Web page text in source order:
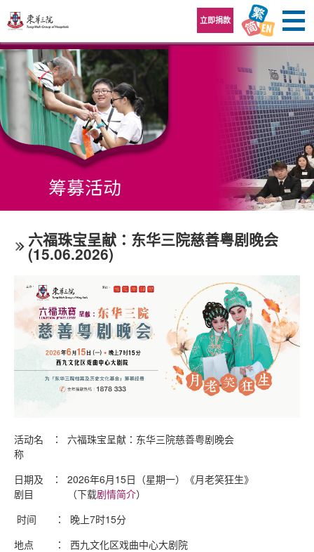
立即捐款
六福珠宝呈献：东华三院慈善粤剧晚会
(15.06.2026)
活动名
称
： 六福珠宝呈献：东华三院慈善粤剧晚会
日期及
剧目
：
2026年6月15日（星期一）《月老笑狂生》
（下载剧情简介）
时间
：
晚上7时15分
地点
：
西九文化区戏曲中心大剧院